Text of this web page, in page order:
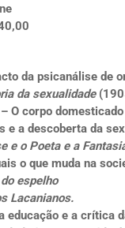
da psicanálise de
da sexualidade
O corpo domesticado
a descoberta da
e o Poeta e a
o que muda na
espelho
Lacanianos.
educação e a crítica